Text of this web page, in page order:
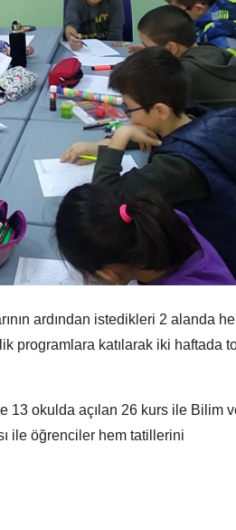
ardından istedikleri 2 alanda
programlara katılarak iki haftada
13 okulda açılan 26 kurs ile Bilim
ile öğrenciler hem tatillerini